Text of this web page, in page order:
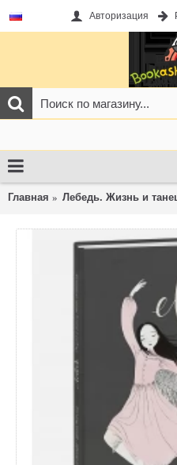
Авторизация
Главная Лебедь. Жизнь и